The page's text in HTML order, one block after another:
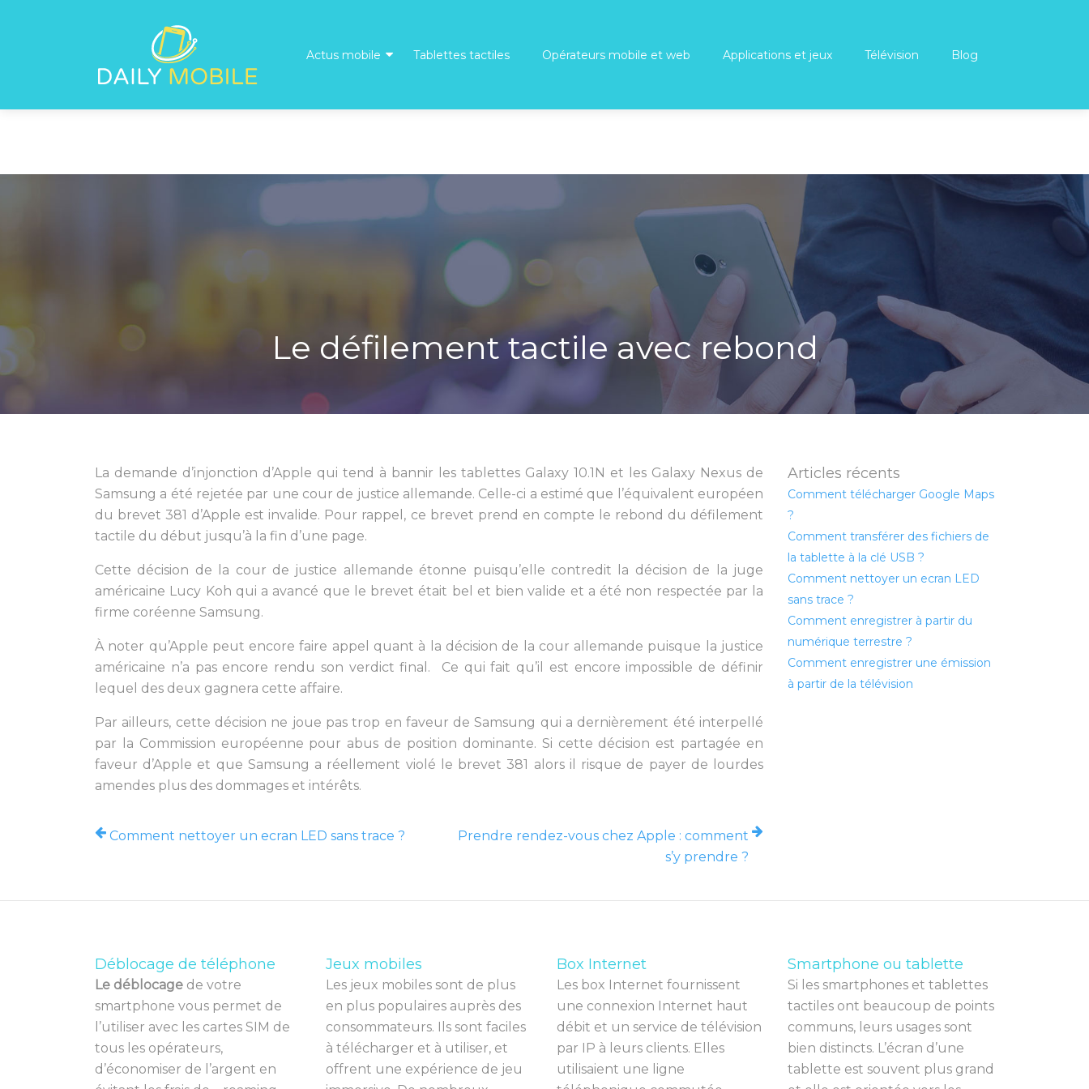
Actus mobile Tablettes tactiles Opérateurs mobile et web Applications et jeux Télévision Blog
Le défilement tactile avec rebond
La demande d’injonction d’Apple qui tend à bannir les tablettes Galaxy 10.1N et les Galaxy Nexus de
Samsung a été rejetée par une cour de justice allemande. Celle-ci a estimé que l’équivalent européen
du brevet 381 d’Apple est invalide. Pour rappel, ce brevet prend en compte le rebond du défilement
tactile du début jusqu’à la fin d’une page.
Cette décision de la cour de justice allemande étonne puisqu’elle contredit la décision de la juge
américaine Lucy Koh qui a avancé que le brevet était bel et bien valide et a été non respectée par la
firme coréenne Samsung.
À noter qu’Apple peut encore faire appel quant à la décision de la cour allemande puisque la justice
américaine n’a pas encore rendu son verdict final. Ce qui fait qu’il est encore impossible de définir
lequel des deux gagnera cette affaire.
Par ailleurs, cette décision ne joue pas trop en faveur de Samsung qui a dernièrement été interpellé
par la Commission européenne pour abus de position dominante. Si cette décision est partagée en
faveur d’Apple et que Samsung a réellement violé le brevet 381 alors il risque de payer de lourdes
amendes plus des dommages et intérêts.
Comment nettoyer un ecran LED sans trace ?
Prendre rendez-vous chez Apple : comment
s’y prendre ?
Articles récents
Comment télécharger Google Maps
?
Comment transférer des fichiers de
la tablette à la clé USB ?
Comment nettoyer un ecran LED
sans trace ?
Comment enregistrer à partir du
numérique terrestre ?
Comment enregistrer une émission
à partir de la télévision
Déblocage de téléphone
Le déblocage de votre
smartphone vous permet de
l’utiliser avec les cartes SIM de
tous les opérateurs,
d’économiser de l’argent en
Jeux mobiles
Les jeux mobiles sont de plus
en plus popul aires auprès des
consommateurs. I ls sont faciles
à té lécharger et à util iser, et
offrent une expérience de jeu
Box Internet
Les box Internet fournissent
une connexion Internet haut
dé bit et un service de té lévision
par IP à leurs clients. Ell es
util isaient une igne
Smartphone ou tablette
Si les smartphones et tablettes
tactiles ont beaucoup de points
communs, leurs usages sont
bien distincts. L’écran d’une
tablette est souvent plus grand